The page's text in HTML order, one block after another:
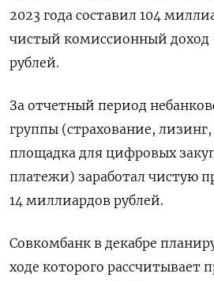
2023 года составил 104
чистый комиссионный
рублей.
За отчетный период
группы (страхование,
площадка для цифровых
платежи) заработал чистую
14 миллиардов рублей.
Совкомбанк в декабре
ходе которого рассчитывает